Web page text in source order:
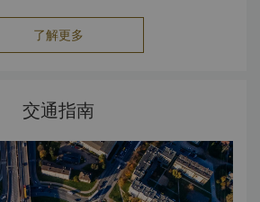
了解更多
交通指南